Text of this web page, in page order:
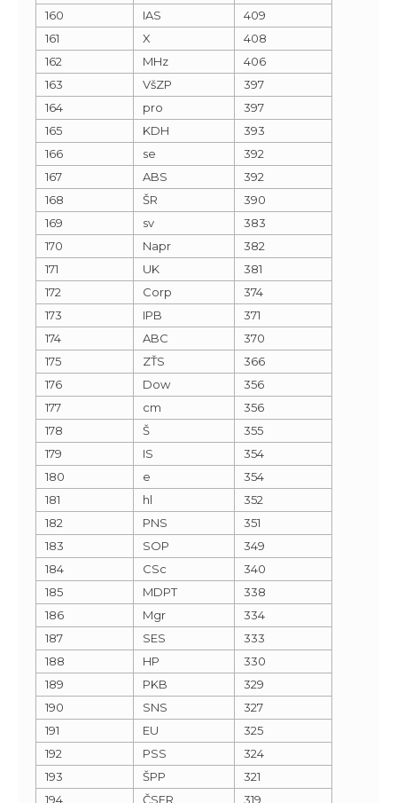
160
IAS
409
161
X
408
162
MHz
406
163
VšZP
397
164
pro
397
165
KDH
393
166
se
392
167
ABS
392
168
ŠR
390
169
sv
383
170
Napr
382
171
UK
381
172
Corp
374
173
IPB
371
174
ABC
370
175
ZŤS
366
176
Dow
356
177
cm
356
178
Š
355
179
IS
354
180
e
354
181
hl
352
182
PNS
351
183
SOP
349
184
CSc
340
185
MDPT
338
186
Mgr
334
187
SES
333
188
HP
330
189
PKB
329
190
SNS
327
191
EU
325
192
PSS
324
193
ŠPP
321
194
ČSFR 319